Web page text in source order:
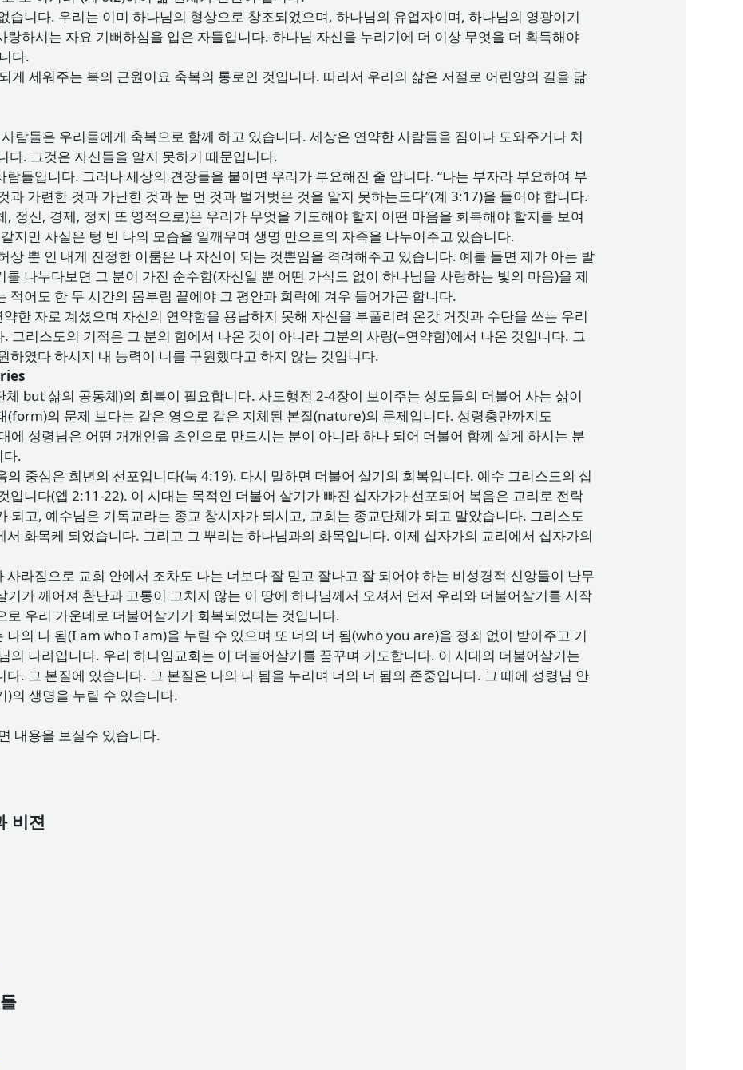
습니다. 우리는 이미 하나님의 형상으로 창조되었으며, 하나님의 유업자이며, 하나님의 영광이기
랑하시는 자요 기뻐하심을 입은 자들입니다. 하나님 자신을 누리기에 더 이상 무엇을 더 획득해야
다.
게 세워주는 복의 근원이요 축복의 통로인 것입니다. 따라서 우리의 삶은 저절로 어린양의 길을 닮
람들은 우리들에게 축복으로 함께 하고 있습니다. 세상은 연약한 사람들을 짐이나 도와주거나 처
다. 그것은 자신들을 알지 못하기 때문입니다.
들입니다. 그러나 세상의 견장들을 붙이면 우리가 부요해진 줄 압니다. “나는 부자라 부요하여 부
과 가련한 것과 가난한 것과 눈 먼 것과 벌거벗은 것을 알지 못하는도다”(계 3:17)을 들어야 합니다.
, 정신, 경제, 정치 또 영적으로)은 우리가 무엇을 기도해야 할지 어떤 마음을 회복해야 할지를 보여
지만 사실은 텅 빈 나의 모습을 일깨우며 생명 만으로의 자족을 나누어주고 있습니다.
상 뿐 인 내게 진정한 이룸은 나 자신이 되는 것뿐임을 격려해주고 있습니다. 예를 들면 제가 아는 발
나누다보면 그 분이 가진 순수함(자신일 뿐 어떤 가식도 없이 하나님을 사랑하는 빛의 마음)을 제
적어도 한 두 시간의 몸부림 끝에야 그 평안과 희락에 겨우 들어가곤 합니다.
한 자로 계셨으며 자신의 연약함을 용납하지 못해 자신을 부풀리려 온갖 거짓과 수단을 쓰는 우리
그리스도의 기적은 그 분의 힘에서 나온 것이 아니라 그분의 사랑(=연약함)에서 나온 것입니다. 그
하였다 하시지 내 능력이 너를 구원했다고 하지 않는 것입니다.
but 삶의 공동체)의 회복이 필요합니다. 사도행전 2-4장이 보여주는 성도들의 더불어 사는 삶이
(form)의 문제 보다는 같은 영으로 같은 지체된 본질(nature)의 문제입니다. 성령충만까지도
에 성령님은 어떤 개개인을 초인으로 만드시는 분이 아니라 하나 되어 더불어 함께 살게 하시는 분
다.
의 중심은 희년의 선포입니다(눅 4:19). 다시 말하면 더불어 살기의 회복입니다. 예수 그리스도의 십
입니다(엡 2:11-22). 이 시대는 목적인 더불어 살기가 빠진 십자가가 선포되어 복음은 교리로 전락
되고, 예수님은 기독교라는 종교 창시자가 되시고, 교회는 종교단체가 되고 말았습니다. 그리스도
서 화목케 되었습니다. 그리고 그 뿌리는 하나님과의 화목입니다. 이제 십자가의 교리에서 십자가의
라짐으로 교회 안에서 조차도 나는 너보다 잘 믿고 잘나고 잘 되어야 하는 비성경적 신앙들이 난무
가 깨어져 환난과 고통이 그치지 않는 이 땅에 하나님께서 오셔서 먼저 우리와 더불어살기를 시작
로 우리 가운데로 더불어살기가 회복되었다는 것입니다.
나의 나 됨(I am who I am)을 누릴 수 있으며 또 너의 너 됨(who you are)을 정죄 없이 받아주고 기
의 나라입니다. 우리 하나임교회는 이 더불어살기를 꿈꾸며 기도합니다. 이 시대의 더불어살기는
. 그 본질에 있습니다. 그 본질은 나의 나 됨을 누리며 너의 너 됨의 존중입니다. 그 때에 성령님 안
)의 생명을 누릴 수 있습니다.
내용을 보실수 있습니다.
비젼